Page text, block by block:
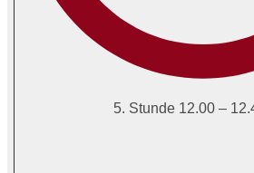
5. Stunde 12.00 –